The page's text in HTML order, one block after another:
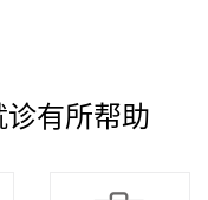
有所帮助